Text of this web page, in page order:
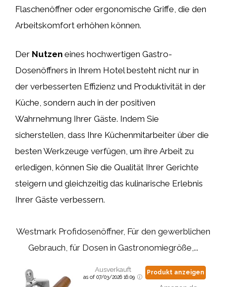
Flaschenöffner oder ergonomische Griffe, die den
Arbeitskomfort erhöhen können.
Der Nutzen eines hochwertigen Gastro-
Dosenöffners in Ihrem Hotel besteht nicht nur in
der verbesserten Effizienz und Produktivität in der
Küche, sondern auch in der positiven
Wahrnehmung Ihrer Gäste. Indem Sie
sicherstellen, dass Ihre Küchenmitarbeiter über die
besten Werkzeuge verfügen, um ihre Arbeit zu
erledigen, können Sie die Qualität Ihrer Gerichte
steigern und gleichzeitig das kulinarische Erlebnis
Ihrer Gäste verbessern.
Westmark Profidosenöffner, Für den gewerblichen
Gebrauch, für Dosen in Gastronomiegröße,...
Ausverkauft
as of 07/03/2026 16:09
Produkt anzeigen